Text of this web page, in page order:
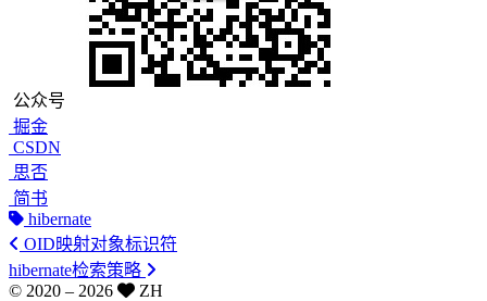
公众号
掘金
CSDN
思否
简书
hibernate
OID映射对象标识符
hibernate检索策略
© 2020 – 2026
ZH